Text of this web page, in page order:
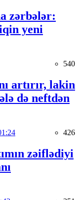
zərbələr:
yeni
540
artırır, lakin
də neftdən
426
zəiflədiyi